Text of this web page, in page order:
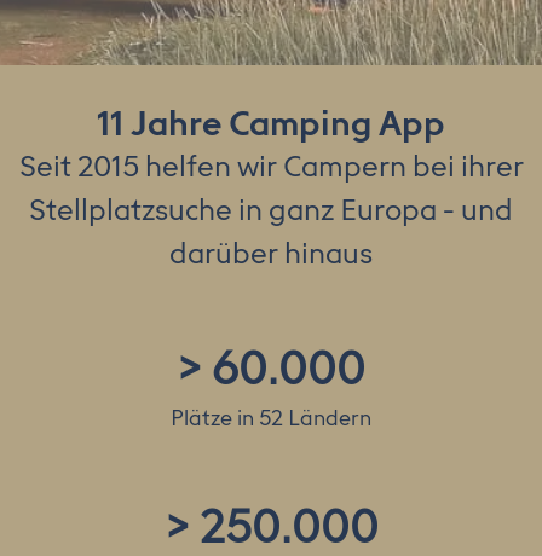
11 Jahre Camping App
Seit 2015 helfen wir Campern bei ihrer
Stellplatzsuche in ganz Europa - und
darüber hinaus
> 60.000
Plätze in 52 Ländern
> 250.000